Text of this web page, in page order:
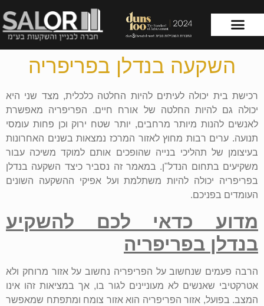
השקעה בנדלן בפריפריה
רכישת בית יכולה לעיתים להיות החלטה כלכלית, מצד שני היא
יכולה גם להיות החלטה של אורח חיים. הפריפריה מאפשרת
לאנשים להנות מיותר מרחבים, יותר שטח ירוק וכן פחות עומסי
תנועה. ערים רבות מחוץ לאזור המרכז נמצאות בשנים האחרונות
בעיצומן של תהליכי בנייה שהופכים אותם למוקד משיכה עבור
משקיעים בתחום הנדל"ן. במאמר זה נסביר כיצד השקעה בנדלן
בפריפריה יכולה להיות משתלמת ועל אפיקי ההשקעה השונים
העומדים בפניכם.
מדוע כדאי לכם להשקיע
בנדלן בפריפריה
הרבה פעמים שנחשוב על הפריפריה נחשוב על אזור מרוחק ולא
אטרקטיבי שאנשים לא מעוניינים לגור בו, אך במציאות זהו אינו
המצב. בפועל, אזור הפריפריה הוא אזור צומח ומתפתח שמאפשר